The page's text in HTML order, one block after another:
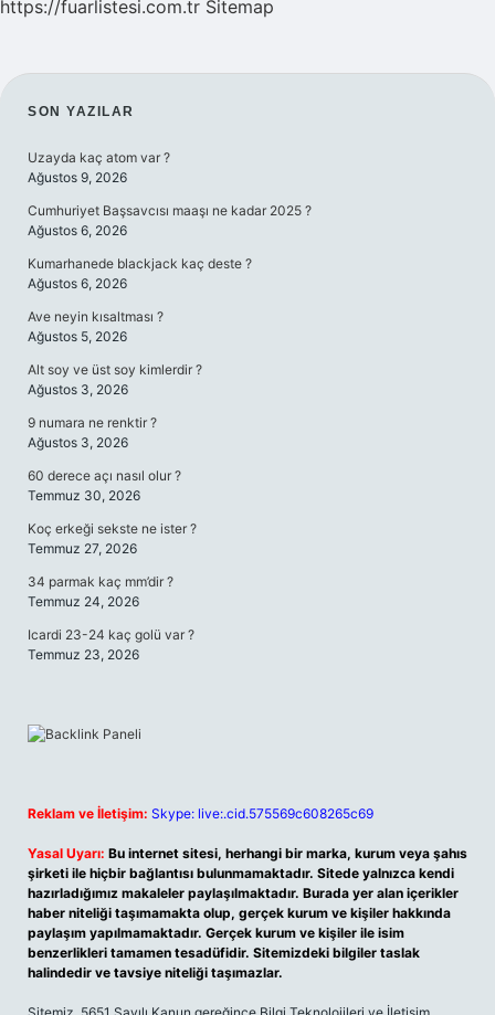
https://fuarlistesi.com.tr Sitemap
SIDEBAR
SON YAZILAR
Uzayda kaç atom var ?
Ağustos 9, 2026
Cumhuriyet Başsavcısı maaşı ne kadar 2025 ?
Ağustos 6, 2026
Kumarhanede blackjack kaç deste ?
Ağustos 6, 2026
Ave neyin kısaltması ?
Ağustos 5, 2026
Alt soy ve üst soy kimlerdir ?
Ağustos 3, 2026
9 numara ne renktir ?
Ağustos 3, 2026
60 derece açı nasıl olur ?
Temmuz 30, 2026
Koç erkeği sekste ne ister ?
Temmuz 27, 2026
34 parmak kaç mm’dir ?
Temmuz 24, 2026
Icardi 23-24 kaç golü var ?
Temmuz 23, 2026
Reklam ve İletişim: Skype: live:.cid.575569c608265c69
Yasal Uyarı: Bu internet sitesi, herhangi bir marka, kurum veya şahıs
şirketi ile hiçbir bağlantısı bulunmamaktadır. Sitede yalnızca kendi
hazırladığımız makaleler paylaşılmaktadır. Burada yer alan içerikler
haber niteliği taşımamakta olup, gerçek kurum ve kişiler hakkında
paylaşım yapılmamaktadır. Gerçek kurum ve kişiler ile isim
benzerlikleri tamamen tesadüfidir. Sitemizdeki bilgiler taslak
halindedir ve tavsiye niteliği taşımazlar.